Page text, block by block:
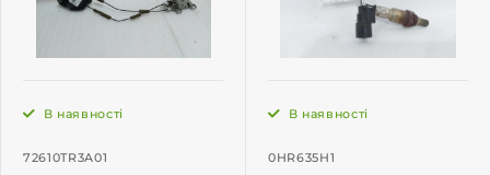
72610TR3A01
В наявності
0HR635H1
В наявності